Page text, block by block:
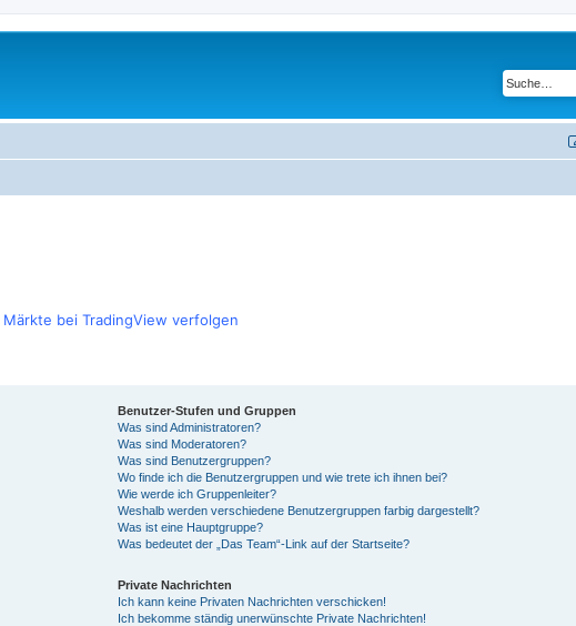
Märkte bei TradingView verfolgen
Benutzer-Stufen und Gruppen
Was sind Administratoren?
Was sind Moderatoren?
Was sind Benutzergruppen?
Wo finde ich die Benutzergruppen und wie trete ich ihnen bei?
Wie werde ich Gruppenleiter?
Weshalb werden verschiedene Benutzergruppen farbig dargestellt?
Was ist eine Hauptgruppe?
Was bedeutet der „Das Team“-Link auf der Startseite?
Private Nachrichten
Ich kann keine Privaten Nachrichten verschicken!
Ich bekomme ständig unerwünschte Private Nachrichten!